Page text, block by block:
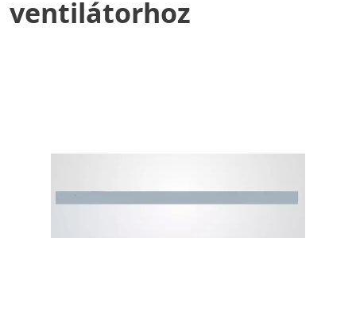
ventilátorhoz